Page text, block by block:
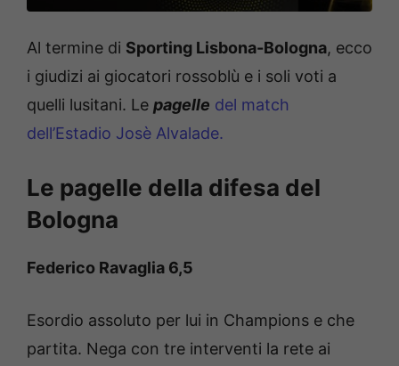
Al termine di Sporting Lisbona-Bologna, ecco
i giudizi ai giocatori rossoblù e i soli voti a
quelli lusitani. Le pagelle del match
dell’Estadio Josè Alvalade.
Le pagelle della difesa del
Bologna
Federico Ravaglia 6,5
Esordio assoluto per lui in Champions e che
partita. Nega con tre interventi la rete ai